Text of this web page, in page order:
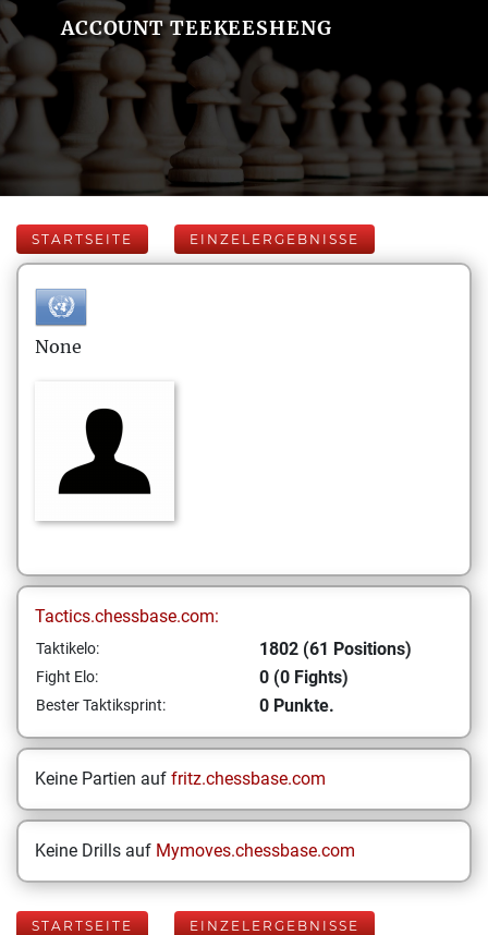
ACCOUNT TEEKEESHENG
STARTSEITE EINZELERGEBNISSE
None
Tactics.chessbase.com:
Taktikelo: 1802 (61 Positions)
Fight Elo: 0 (0 Fights)
Bester Taktiksprint: 0 Punkte.
Keine Partien auf fritz.chessbase.com
Keine Drills auf Mymoves.chessbase.com
STARTSEITE EINZELERGEBNISSE